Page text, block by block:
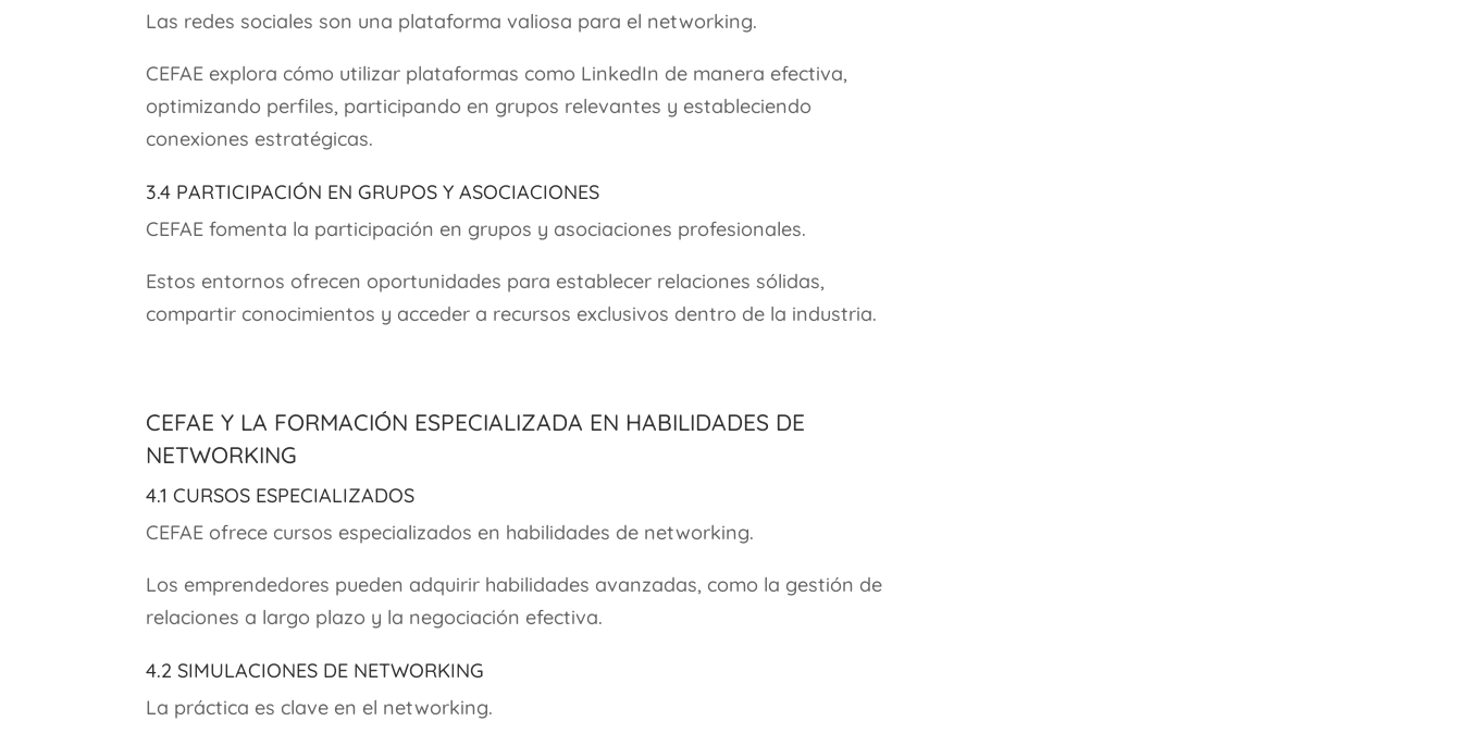
Las redes sociales son una plataforma valiosa para el networking.
CEFAE explora cómo utilizar plataformas como LinkedIn de manera efectiva,
optimizando perfiles, participando en grupos relevantes y estableciendo
conexiones estratégicas.
3.4 Participación en Grupos y Asociaciones
CEFAE fomenta la participación en grupos y asociaciones profesionales.
Estos entornos ofrecen oportunidades para establecer relaciones sólidas,
compartir conocimientos y acceder a recursos exclusivos dentro de la industria.
CEFAE y la Formación Especializada en Habilidades de
Networking
4.1 Cursos Especializados
CEFAE ofrece cursos especializados en habilidades de networking.
Los emprendedores pueden adquirir habilidades avanzadas, como la gestión de
relaciones a largo plazo y la negociación efectiva.
4.2 Simulaciones de Networking
La práctica es clave en el networking.